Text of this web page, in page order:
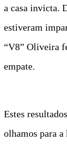
a casa invicta.
estiveram
“V8” Oliveira
empate.
Estes
olhamos para